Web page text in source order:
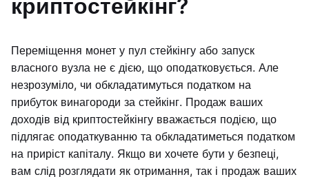
криптостейкінг?
Переміщення монет у пул стейкінгу або запуск
власного вузла не є дією, що оподатковується. Але
незрозуміло, чи обкладатимуться податком на
прибуток винагороди за стейкінг. Продаж ваших
доходів від криптостейкінгу вважається подією, що
підлягає оподаткуванню та обкладатиметься податком
на приріст капіталу. Якщо ви хочете бути у безпеці,
вам слід розглядати як отримання, так і продаж ваших